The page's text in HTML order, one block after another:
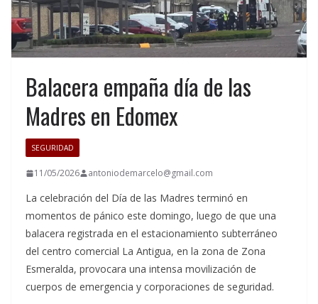
Balacera empaña día de las
Madres en Edomex
SEGURIDAD
11/05/2026 antoniodemarcelo@gmail.com
La celebración del Día de las Madres terminó en
momentos de pánico este domingo, luego de que una
balacera registrada en el estacionamiento subterráneo
del centro comercial La Antigua, en la zona de Zona
Esmeralda, provocara una intensa movilización de
cuerpos de emergencia y corporaciones de seguridad.